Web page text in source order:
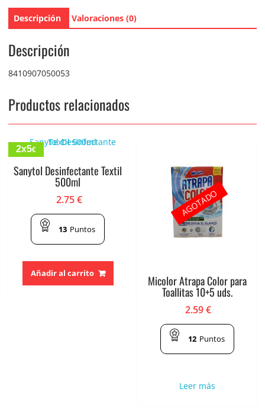
Descripción Valoraciones (0)
Descripción
8410907050053
Productos relacionados
2x5€
Sanytol Desinfectante Textil
500ml
2.75€
13 Puntos
Añadir al carrito
Micolor Atrapa Color para
Toallitas 10+5 uds.
2.59€
12 Puntos
Leer más
AGOTADO